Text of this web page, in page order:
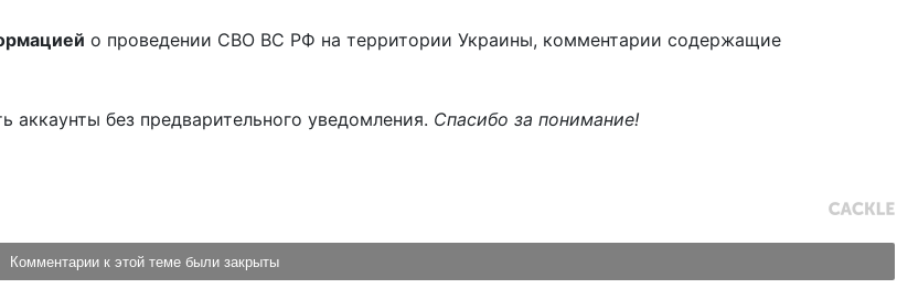
о проведении СВО ВС РФ на территории Украины, комментарии содержащие
без предварительного уведомления. Спасибо за понимание!
Комментарии к этой теме были закрыты